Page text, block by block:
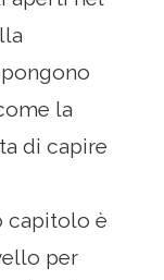
la
di capire
capitolo è
per